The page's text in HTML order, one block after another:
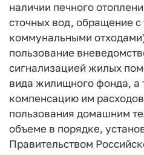
наличии печного
сточных вод, обращение
коммунальными
пользование
сигнализацией жилых
вида жилищного фонда, а
компенсацию им
пользования домашним
объеме в порядке,
Правительством